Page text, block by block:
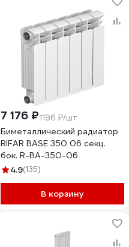
7 176 ₽1196 ₽/шт
Биметаллический радиатор
RIFAR BASE 350 06 секц.
бок. R-BA-350-06
4.9(135)
В корзину